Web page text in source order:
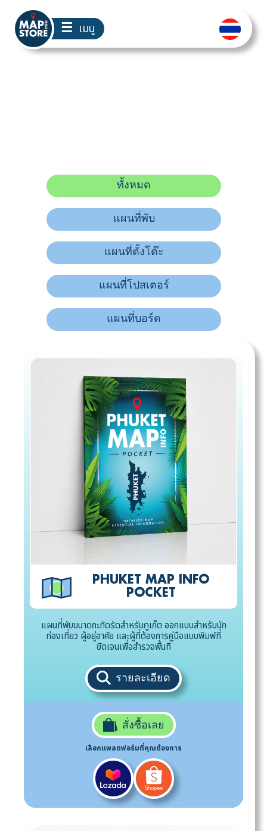
☰ เมนู
ทั้งหมด
แผนที่พับ
แผนที่ตั้งโต๊ะ
แผนที่โปสเตอร์
แผนที่บอร์ด
PHUKET MAP INFO
POCKET
แผนที่พับขนาดกะทัดรัดสำหรับภูเก็ต ออกแบบสำหรับนัก
ท่องเที่ยว ผู้อยู่อาศัย และผู้ที่ต้องการคู่มือแบบพิมพ์ที่
ชัดเจนเพื่อสำรวจพื้นที่
รายละเอียด
สั่งซื้อเลย
เลือกแพลตฟอร์มที่คุณต้องการ